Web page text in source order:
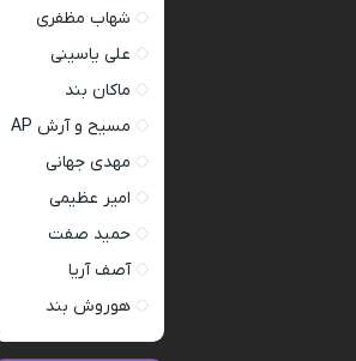
شهاب مظفری
علی یاسینی
ماکان بند
مسیح و آرش AP
مهدی جهانی
امیر عظیمی
حمید صفت
آصف آریا
هوروش بند